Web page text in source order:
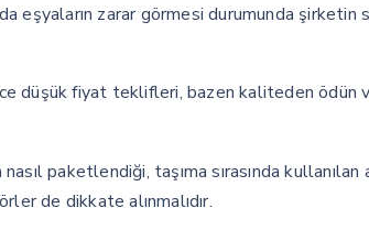
eşyaların zarar görmesi durumunda
düşük fiyat teklifleri, bazen kaliteden ödün
nasıl paketlendiği, taşıma sırasında
de dikkate alınmalıdır.